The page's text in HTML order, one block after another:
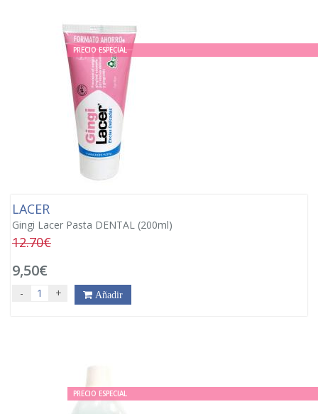
PRECIO ESPECIAL
LACER
Gingi Lacer Pasta DENTAL (200ml)
12.70€
9,50€
- + Añadir
PRECIO ESPECIAL